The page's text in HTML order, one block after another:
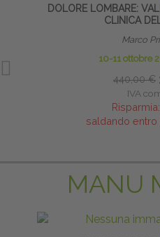
DOLORE LOMBARE:
CLINICA
Marco
10-11 ottobre
440,00 €
IVA
Risparmia:
saldando
MANU